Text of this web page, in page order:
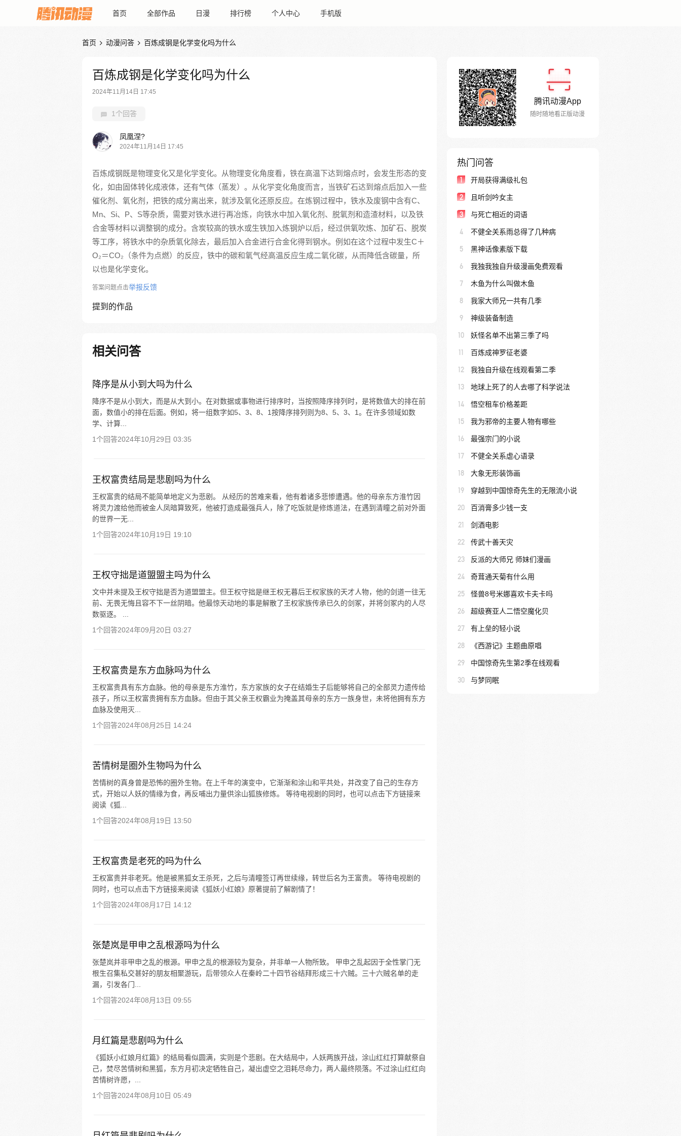
首页 全部作品 日漫 排行榜 个人中心 手机版
首页  动漫问答  百炼成钢是化学变化吗为什么
百炼成钢是化学变化吗为什么
2024年11月14日 17:45
1个回答
凤凰涅?
2024年11月14日 17:45
百炼成钢既是物理变化又是化学变化。从物理变化角度看，铁在高温下达到熔点时，会发生形态的变
化，如由固体转化成液体，还有气体（蒸发）。从化学变化角度而言，当铁矿石达到熔点后加入一些
催化剂、氧化剂，把铁的成分离出来，就涉及氧化还原反应。在炼钢过程中，铁水及废钢中含有C、
Mn、Si、P、S等杂质，需要对铁水进行再冶炼，向铁水中加入氧化剂、脱氧剂和造渣材料，以及铁
合金等材料以调整钢的成分。含炭较高的铁水或生铁加入炼钢炉以后，经过供氧吹炼、加矿石、脱炭
等工序，将铁水中的杂质氧化除去，最后加入合金进行合金化得到钢水。例如在这个过程中发生C＋
O₂＝CO₂（条件为点燃）的反应，铁中的碳和氧气经高温反应生成二氧化碳，从而降低含碳量，所
以也是化学变化。
答案问题点击举报反馈
提到的作品
相关问答
降序是从小到大吗为什么
降序不是从小到大，而是从大到小。在对数据或事物进行排序时，当按照降序排列时，是将数值大的排在前
面，数值小的排在后面。例如，将一组数字如5、3、8、1按降序排列则为8、5、3、1。在许多领域如数
学、计算...
1个回答2024年10月29日 03:35
王权富贵结局是悲剧吗为什么
王权富贵的结局不能简单地定义为悲剧。 从经历的苦难来看，他有着诸多悲惨遭遇。他的母亲东方淮竹因
将灵力渡给他而被金人凤暗算致死，他被打造成最强兵人，除了吃饭就是修炼道法，在遇到清瞳之前对外面
的世界一无...
1个回答2024年10月19日 19:10
王权守拙是道盟盟主吗为什么
文中并未提及王权守拙是否为道盟盟主。但王权守拙是继王权无暮后王权家族的天才人物，他的剑道一往无
前、无畏无悔且容不下一丝阴暗。他最惊天动地的事是解散了王权家族传承已久的剑冢，并将剑冢内的人尽
数驱逐。 ...
1个回答2024年09月20日 03:27
王权富贵是东方血脉吗为什么
王权富贵具有东方血脉。他的母亲是东方淮竹，东方家族的女子在结婚生子后能够将自己的全部灵力遗传给
孩子，所以王权富贵拥有东方血脉。但由于其父亲王权霸业为掩盖其母亲的东方一族身世，未将他拥有东方
血脉及使用灭...
1个回答2024年08月25日 14:24
苦情树是圈外生物吗为什么
苦情树的真身曾是恐怖的圈外生物。在上千年的演变中，它渐渐和涂山和平共处，并改变了自己的生存方
式，开始以人妖的情缘为食，再反哺出力量供涂山狐族修炼。 等待电视剧的同时，也可以点击下方链接来
阅读《狐...
1个回答2024年08月19日 13:50
王权富贵是老死的吗为什么
王权富贵并非老死。他是被黑狐女王杀死，之后与清瞳签订再世续缘，转世后名为王富贵。 等待电视剧的
同时，也可以点击下方链接来阅读《狐妖小红娘》原著提前了解剧情了！
1个回答2024年08月17日 14:12
张楚岚是甲申之乱根源吗为什么
张楚岚并非甲申之乱的根源。甲申之乱的根源较为复杂，并非单一人物所致。 甲申之乱起因于全性掌门无
根生召集私交甚好的朋友相聚游玩，后带领众人在秦岭二十四节谷结拜形成三十六贼。三十六贼名单的走
漏，引发各门...
1个回答2024年08月13日 09:55
月红篇是悲剧吗为什么
《狐妖小红娘月红篇》的结局看似圆满，实则是个悲剧。在大结局中，人妖两族开战，涂山红红打算献祭自
己，焚尽苦情树和黑狐，东方月初决定牺牲自己，凝出虚空之泪耗尽命力，两人最终陨落。不过涂山红红向
苦情树许愿，...
1个回答2024年08月10日 05:49
腾讯动漫App
随时随地看正版动漫
热门问答
1 开局获得满级礼包
2 且听剑吟女主
3 与死亡相近的词语
4 不健全关系雨总得了几种病
5 黑神话像素版下载
6 我独我独自升级漫画免费观看
7 木鱼为什么叫做木鱼
8 我家大师兄一共有几季
9 神级装备制造
10 妖怪名单不出第三季了吗
11 百炼成神罗征老婆
12 我独自升级在线观看第二季
13 地球上死了的人去哪了科学说法
14 悟空租车价格差距
15 我为邪帝的主要人物有哪些
16 最强宗门的小说
17 不健全关系虐心语录
18 大象无形装饰画
19 穿越到中国惊奇先生的无限流小说
20 百消膏多少钱一支
21 剑酒电影
22 传武十善天灾
23 反派的大师兄 师妹们漫画
24 奇茸通天菊有什么用
25 怪兽8号米娜喜欢卡夫卡吗
26 超级赛亚人二悟空魔化贝
27 有上垒的轻小说
28 《西游记》主题曲原唱
29 中国惊奇先生第2季在线观看
30 与梦同眠